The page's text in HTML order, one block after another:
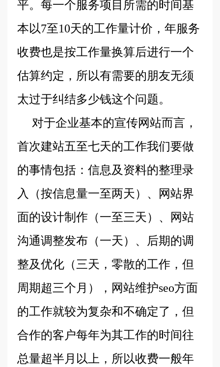
平。每一个服务项目所需的时间基
本以7至10天的工作量计价，年服务
收费也是按工作量换算后进行一个
估算约定，所以有需要的朋友无须
太过于纠结多少钱这个问题。
对于企业基本的宣传网站而言，
首次建站五至七天的工作我们要做
的事情包括：信息及资料的整理录
入（按信息量一至两天）、网站界
面的设计制作（一至三天）、网站
沟通调整发布（一天）、后期的调
整及优化（三天，零散的工作，但
周期超三个月），网站维护seo方面
的工作就较为复杂和不确定了，但
合作的客户每年为其工作的时间往
总量超半月以上，所以收费一般年